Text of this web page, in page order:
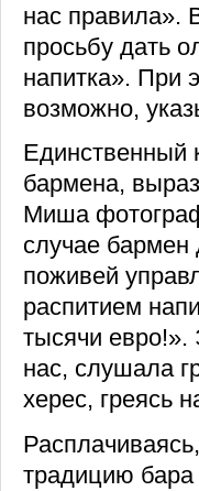
нас правила».
просьбу дать
напитка». При
возможно,
Единственный
бармена,
Миша
случае бармен
поживей
распитием
тысячи
нас, слушала
херес, греясь
традицию